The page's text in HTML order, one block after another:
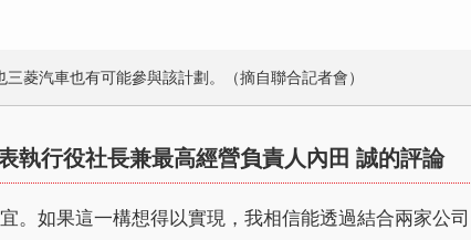
菱汽車也有可能參與該計劃。（摘自聯合記者會）
執行役社長兼最高經營負責人 內田 誠的評論
。如果這一構想得以實現，我相信能透過結合兩家公司